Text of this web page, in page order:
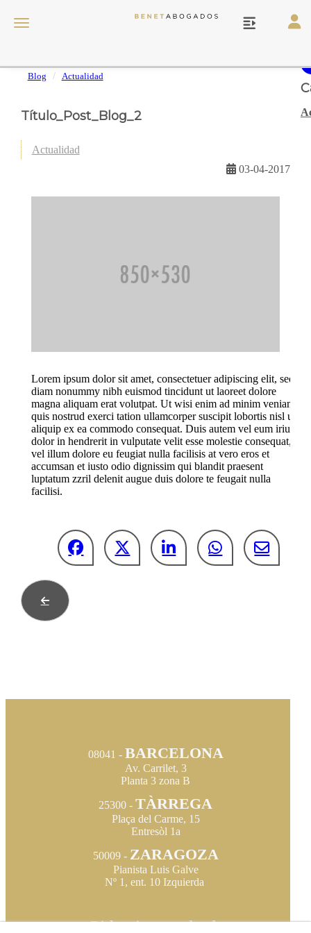
Toggle navigation
Blog Actualidad
Título_Post_Blog_2
Actualidad
03-04-2017
Lorem ipsum dolor sit amet, consectetuer adipiscing elit, sed
diam nonummy nibh euismod tincidunt ut laoreet dolore
magna aliquam erat volutpat. Ut wisi enim ad minim veniam,
quis nostrud exerci tation ullamcorper suscipit lobortis nisl ut
aliquip ex ea commodo consequat. Duis autem vel eum iriure
dolor in hendrerit in vulputate velit esse molestie consequat,
vel illum dolore eu feugiat nulla facilisis at vero eros et
accumsan et iusto odio dignissim qui blandit praesent
luptatum zzril delenit augue duis dolore te feugait nulla
facilisi.
08041 - BARCELONA
Av. Carrilet, 3
Planta 3 zona B
25300 - TÀRREGA
Plaça del Carme, 15
Entresòl 1a
50009 - ZARAGOZA
Pianista Luis Galve
Nº 1, ent. 10 Izquierda
Pida cita en el tel.